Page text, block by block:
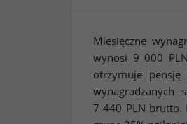
Miesięczne
wynosi 9 000
otrzymuje
wynagradzanych
7 440 PLN brutto.